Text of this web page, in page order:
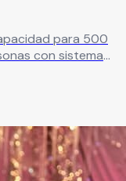
para 500
con sistema